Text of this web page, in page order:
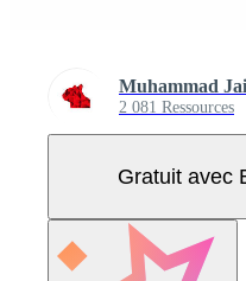
Muhammad
2 081 Ressources
Gratuit avec